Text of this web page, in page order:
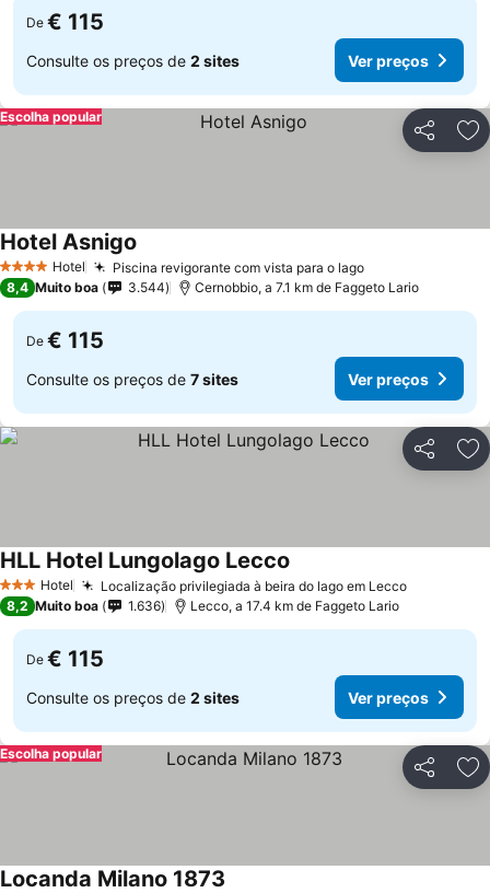
De € 115
Consulte os preços de 2 sites Ver preços
Partilhar
Escolha popular
4 EstrelasHotel Piscina revigorante com vista para o lago
Hotel Asnigo
8,4 Muito boa 3.544 Cernobbio, a 7.1 km de Faggeto Lario
De € 115
Consulte os preços de 7 sites Ver preços
Partilhar
3 EstrelasHotel Localização privilegiada à beira do lago em Lecco
HLL Hotel Lungolago Lecco
8,2 Muito boa 1.636 Lecco, a 17.4 km de Faggeto Lario
De € 115
Consulte os preços de 2 sites Ver preços
Partilhar
Escolha popular
Locanda Milano 1873